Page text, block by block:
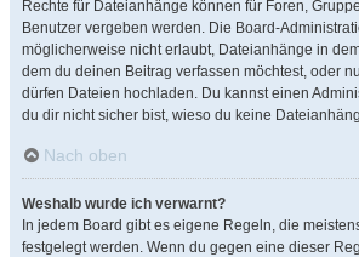
Rechte für Dateianhänge können für Foren,
Benutzer vergeben werden. Die Board-
möglicherweise nicht erlaubt, Dateianhänge in
dem du deinen Beitrag verfassen möchtest, oder
dürfen Dateien hochladen. Du kannst einen
du dir nicht sicher bist, wieso du keine
Nach oben
Weshalb wurde ich verwarnt?
In jedem Board gibt es eigene Regeln, die
festgelegt werden. Wenn du gegen eine dieser